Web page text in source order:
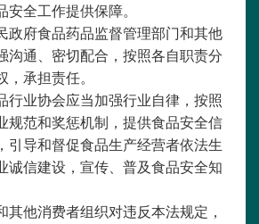
全工作提供保障。
府食品药品监督管理部门和其他
沟通、密切配合，按照各自职责分
承担责任。
协会应当加强行业自律，按照
规范和奖惩机制，提供食品安全信
引导和督促食品生产经营者依法生
诚信建设，宣传、普及食品安全知
他消费者组织对违反本法规定，